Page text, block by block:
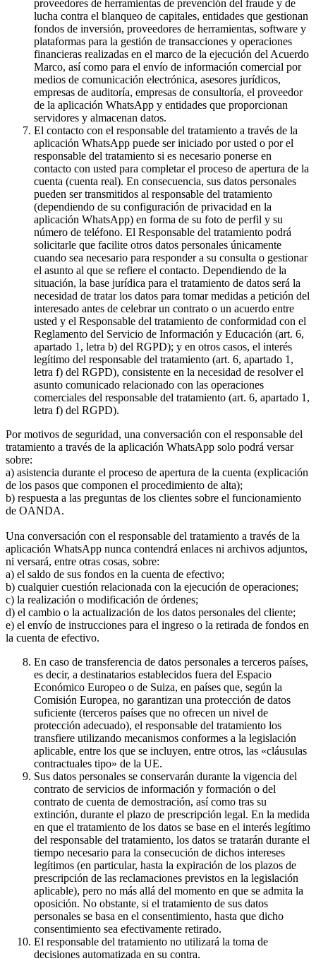
proveedores de herramientas de prevención del fraude y de
lucha contra el blanqueo de capitales, entidades que gestionan
fondos de inversión, proveedores de herramientas, software y
plataformas para la gestión de transacciones y operaciones
financieras realizadas en el marco de la ejecución del Acuerdo
Marco, así como para el envío de información comercial por
medios de comunicación electrónica, asesores jurídicos,
empresas de auditoría, empresas de consultoría, el proveedor
de la aplicación WhatsApp y entidades que proporcionan
servidores y almacenan datos.
El contacto con el responsable del tratamiento a través de la
aplicación WhatsApp puede ser iniciado por usted o por el
responsable del tratamiento si es necesario ponerse en
contacto con usted para completar el proceso de apertura de la
cuenta (cuenta real). En consecuencia, sus datos personales
pueden ser transmitidos al responsable del tratamiento
(dependiendo de su configuración de privacidad en la
aplicación WhatsApp) en forma de su foto de perfil y su
número de teléfono. El Responsable del tratamiento podrá
solicitarle que facilite otros datos personales únicamente
cuando sea necesario para responder a su consulta o gestionar
el asunto al que se refiere el contacto. Dependiendo de la
situación, la base jurídica para el tratamiento de datos será la
necesidad de tratar los datos para tomar medidas a petición del
interesado antes de celebrar un contrato o un acuerdo entre
usted y el Responsable del tratamiento de conformidad con el
Reglamento del Servicio de Información y Educación (art. 6,
apartado 1, letra b) del RGPD); y en otros casos, el interés
legítimo del responsable del tratamiento (art. 6, apartado 1,
letra f) del RGPD), consistente en la necesidad de resolver el
asunto comunicado relacionado con las operaciones
comerciales del responsable del tratamiento (art. 6, apartado 1,
letra f) del RGPD).
Por motivos de seguridad, una conversación con el responsable del
tratamiento a través de la aplicación WhatsApp solo podrá versar
sobre:
a) asistencia durante el proceso de apertura de la cuenta (explicación
de los pasos que componen el procedimiento de alta);
b) respuesta a las preguntas de los clientes sobre el funcionamiento
de OANDA.
Una conversación con el responsable del tratamiento a través de la
aplicación WhatsApp nunca contendrá enlaces ni archivos adjuntos,
ni versará, entre otras cosas, sobre:
a) el saldo de sus fondos en la cuenta de efectivo;
b) cualquier cuestión relacionada con la ejecución de operaciones;
c) la realización o modificación de órdenes;
d) el cambio o la actualización de los datos personales del cliente;
e) el envío de instrucciones para el ingreso o la retirada de fondos en
la cuenta de efectivo.
En caso de transferencia de datos personales a terceros países,
es decir, a destinatarios establecidos fuera del Espacio
Económico Europeo o de Suiza, en países que, según la
Comisión Europea, no garantizan una protección de datos
suficiente (terceros países que no ofrecen un nivel de
protección adecuado), el responsable del tratamiento los
transfiere utilizando mecanismos conformes a la legislación
aplicable, entre los que se incluyen, entre otros, las «cláusulas
contractuales tipo» de la UE.
Sus datos personales se conservarán durante la vigencia del
contrato de servicios de información y formación o del
contrato de cuenta de demostración, así como tras su
extinción, durante el plazo de prescripción legal. En la medida
en que el tratamiento de los datos se base en el interés legítimo
del responsable del tratamiento, los datos se tratarán durante el
tiempo necesario para la consecución de dichos intereses
legítimos (en particular, hasta la expiración de los plazos de
prescripción de las reclamaciones previstos en la legislación
aplicable), pero no más allá del momento en que se admita la
oposición. No obstante, si el tratamiento de sus datos
personales se basa en el consentimiento, hasta que dicho
consentimiento sea efectivamente retirado.
El responsable del tratamiento no utilizará la toma de
decisiones automatizada en su contra.